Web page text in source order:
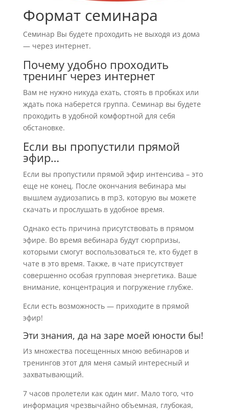
Формат семинара
Семинар Вы будете проходить не выходя из дома
— через интернет.
Почему удобно проходить
тренинг через интернет
Вам не нужно никуда ехать, стоять в пробках или
ждать пока наберется группа. Семинар вы будете
проходить в удобной комфортной для себя
обстановке.
Если вы пропустили прямой
эфир…
Если вы пропустили прямой эфир интенсива – это
еще не конец. После окончания вебинара мы
вышлем аудиозапись в mp3, которую вы можете
скачать и прослушать в удобное время.
Однако есть причина присутствовать в прямом
эфире. Во время вебинара будут сюрпризы,
которыми смогут воспользоваться те, кто будет в
чате в это время. Также, в чате присутствует
совершенно особая групповая энергетика. Ваше
внимание, концентрация и погружение глубже.
Если есть возможность — приходите в прямой
эфир!
Эти знания, да на заре моей юности бы!
Из множества посещенных мною вебинаров и
тренингов этот для меня самый интересный и
захватывающий.
7 часов пролетели как один миг. Мало того, что
информация чрезвычайно объемная, глубокая,